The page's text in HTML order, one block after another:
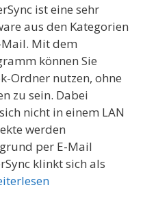
ist eine sehr
aus den Kategorien
Mit dem
können Sie
Ordner nutzen, ohne
zu sein. Dabei
nicht in einem LAN
werden
per E-Mail
klinkt sich als